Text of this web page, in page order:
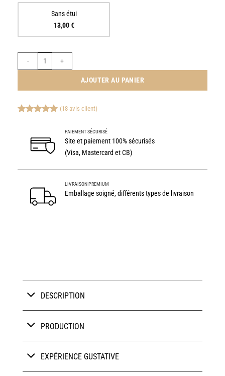
Sans étui
13,00€
quantité de CONFITURE ARTISANALE DE MYRTILLES AU
AJOUTER AU PANIER
notations
client
(18avis client)
PAIEMENT SÉCURISÉ
Site et paiement 100% sécurisés
(Visa, Mastercard et CB)
LIVRAISON PREMIUM
Emballage soigné, différents types de livraison
DESCRIPTION
PRODUCTION
EXPÉRIENCE GUSTATIVE